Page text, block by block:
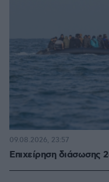
Επιχείρηση διάσωσης
09.08.2026, 23:57